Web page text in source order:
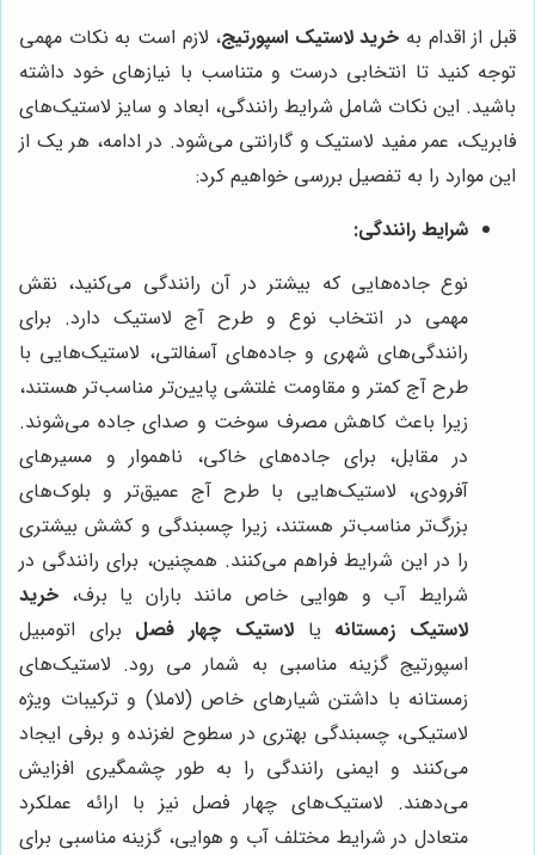
قبل از اقدام به خرید لاستیک اسپورتیج، لازم است به نکات مهمی
توجه کنید تا انتخابی درست و متناسب با نیازهای خود داشته
باشید. این نکات شامل شرایط رانندگی، ابعاد و سایز لاستیک‌های
فابریک، عمر مفید لاستیک و گارانتی می‌شود. در ادامه، هر یک از
این موارد را به تفصیل بررسی خواهیم کرد:
شرایط رانندگی:
نوع جاده‌هایی که بیشتر در آن رانندگی می‌کنید، نقش
مهمی در انتخاب نوع و طرح آج لاستیک دارد. برای
رانندگی‌های شهری و جاده‌های آسفالتی، لاستیک‌هایی با
طرح آج کمتر و مقاومت غلتشی پایین‌تر مناسب‌تر هستند،
زیرا باعث کاهش مصرف سوخت و صدای جاده می‌شوند.
در مقابل، برای جاده‌های خاکی، ناهموار و مسیرهای
آفرودی، لاستیک‌هایی با طرح آج عمیق‌تر و بلوک‌های
بزرگ‌تر مناسب‌تر هستند، زیرا چسبندگی و کشش بیشتری
را در این شرایط فراهم می‌کنند. همچنین، برای رانندگی در
شرایط آب و هوایی خاص مانند باران یا برف، خرید
لاستیک زمستانه یالاستیک چهار فصل برای اتومبیل
اسپورتیج گزینه مناسبی به شمار می رود. لاستیک‌های
زمستانه با داشتن شیارهای خاص (لاملا) و ترکیبات ویژه
لاستیکی، چسبندگی بهتری در سطوح لغزنده و برفی ایجاد
می‌کنند و ایمنی رانندگی را به طور چشمگیری افزایش
می‌دهند. لاستیک‌های چهار فصل نیز با ارائه عملکرد
متعادل در شرایط مختلف آب و هوایی، گزینه مناسبی برای